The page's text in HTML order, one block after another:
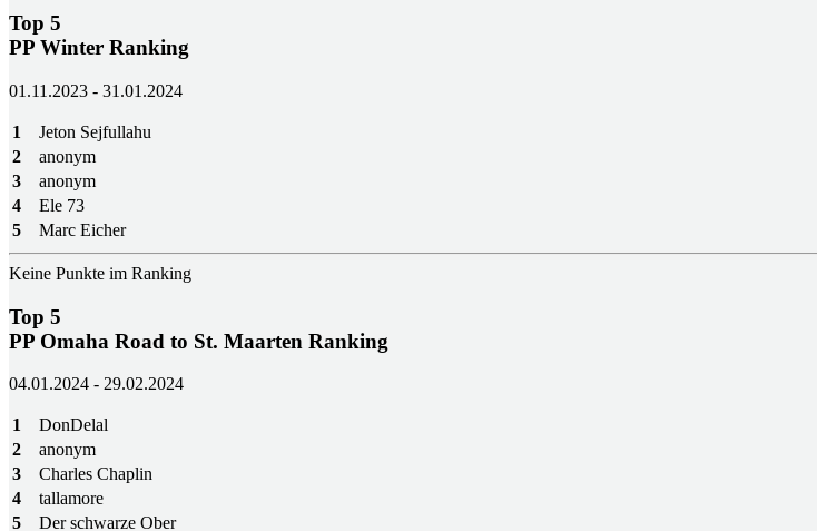
Top 5
PP Winter Ranking
01.11.2023 - 31.01.2024
1 Jeton Sejfullahu
2
anonym
3
anonym
4
Ele 73
5
Marc Eicher
Keine Punkte im Ranking
Top 5
PP Omaha Road to St. Maarten Ranking
04.01.2024 - 29.02.2024
1 DonDelal
2
anonym
3
Charles Chaplin
4
tallamore
5
Der schwarze Ober